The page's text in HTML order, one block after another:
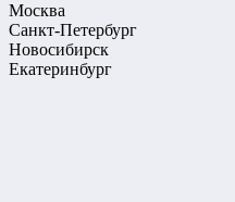
Москва
Санкт-Петербург
Новосибирск
Екатеринбург